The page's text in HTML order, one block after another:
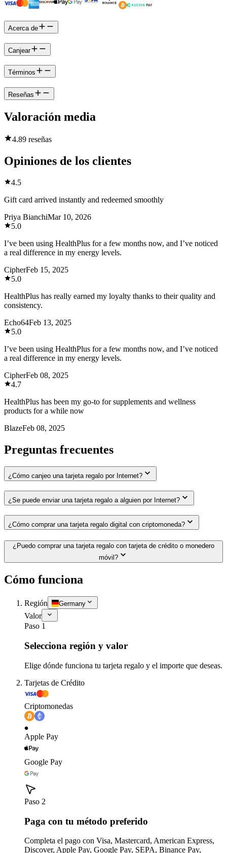
Acerca de
Canjear
Términos
Reseñas
Valoración media
4.89 reseñas
Opiniones de los clientes
4.5
Gift card arrived instantly and redeemed smoothly
Priya BianchiMar 10, 2026
5.0
I’ve been using HealthPlus for a few months now, and I’ve noticed
a real difference in my energy levels.
CipherFeb 15, 2025
5.0
HealthPlus has really earned my loyalty thanks to their quality and
consistency.
Echo64Feb 13, 2025
5.0
I’ve been using HealthPlus for a few months now, and I’ve noticed
a real difference in my energy levels.
CipherFeb 08, 2025
4.7
HealthPlus has been my go-to for supplements and wellness
products for a while now
BlazeFeb 08, 2025
Preguntas frecuentes
¿Cómo canjeo una tarjeta regalo por Internet?
¿Se puede enviar una tarjeta regalo a alguien por Internet?
¿Cómo comprar una tarjeta regalo digital con criptomoneda?
¿Puedo comprar una tarjeta regalo con tarjeta de crédito o monedero
móvil?
Cómo funciona
Región Germany
Valor
Paso 1
Selecciona región y valor
Elige dónde funciona tu tarjeta regalo y el importe que deseas.
Tarjetas de Crédito
Criptomonedas
Apple Pay
Google Pay
Paso 2
Paga con tu método preferido
Completa el pago con Visa, Mastercard, American Express,
Discover, Apple Pay, Google Pay, SEPA, Binance Pay,